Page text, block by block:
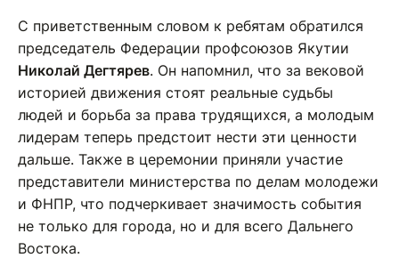
С приветственным словом к ребятам обратился
председатель Федерации профсоюзов Якутии
Николай Дегтярев. Он напомнил, что за вековой
историей движения стоят реальные судьбы
людей и борьба за права трудящихся, а молодым
лидерам теперь предстоит нести эти ценности
дальше. Также в церемонии приняли участие
представители министерства по делам молодежи
и ФНПР, что подчеркивает значимость события
не только для города, но и для всего Дальнего
Востока.